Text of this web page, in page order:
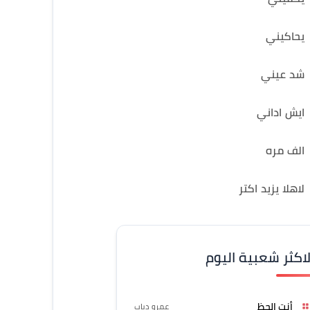
يحاكيني
شد عيني
ايش اداني
الف مره
لاهلا يزيد اكتر
شعبية اليوم
أنت الحظ عمرو دياب